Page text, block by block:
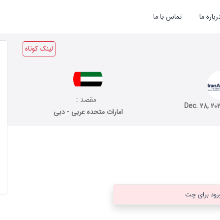
ما تماس با ما
لینک کوتاه
Dec. 28,
مقصد :
امارات متحده عربی - دبی
برای چت